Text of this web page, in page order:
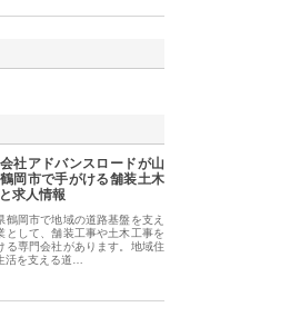
社アドバンスロードが山
岡市で手がける舗装土木
求人情報
鶴岡市で地域の道路基盤を支え
として、舗装工事や土木工事を
る専門会社があります。地域住
活を支える道…